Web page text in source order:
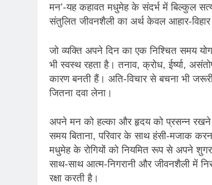
मन’-यह कहावत मधुमेह के संदर्भ में बिल्कुल
संतुलित जीवनशैली का अर्थ केवल आहार-
जो व्यक्ति अपने दिन का एक निश्चित समय
भी स्वस्थ रहता है। तनाव, क्रोध, ईर्ष्या,
कारण बनती हैं। अति-विचार से बचना भी
जितना दवा लेना।
अपने मन को हल्का और हृदय को प्रसन्न रखने
समय बिताना, परिवार के साथ हंसी-मजाक
मधुमेह के रोगियों को नियमित रूप से अपने
साथ-साथ आत्म-निगरानी और जीवनशैली में
रक्षा करती है।